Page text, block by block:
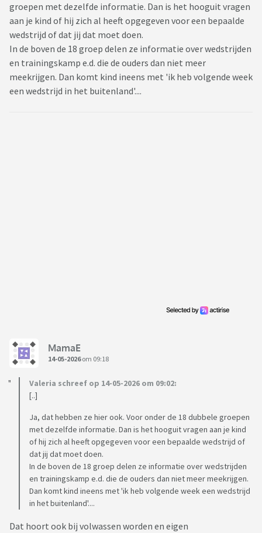
groepen met dezelfde informatie. Dan is het hooguit vragen
aan je kind of hij zich al heeft opgegeven voor een bepaalde
wedstrijd of dat jij dat moet doen.
In de boven de 18 groep delen ze informatie over wedstrijden
en trainingskamp e.d. die de ouders dan niet meer
meekrijgen. Dan komt kind ineens met 'ik heb volgende week
een wedstrijd in het buitenland'....
MamaE
14-05-2026om 09:18
Valeria schreef op 14-05-2026 om 09:02:
[..]
Ja, dat hebben ze hier ook. Voor onder de 18 dubbele groepen
met dezelfde informatie. Dan is het hooguit vragen aan je kind
of hij zich al heeft opgegeven voor een bepaalde wedstrijd of
dat jij dat moet doen.
In de boven de 18 groep delen ze informatie over wedstrijden
en trainingskamp e.d. die de ouders dan niet meer meekrijgen.
Dan komt kind ineens met 'ik heb volgende week een wedstrijd
in het buitenland'....
Dat hoort ook bij volwassen worden en eigen